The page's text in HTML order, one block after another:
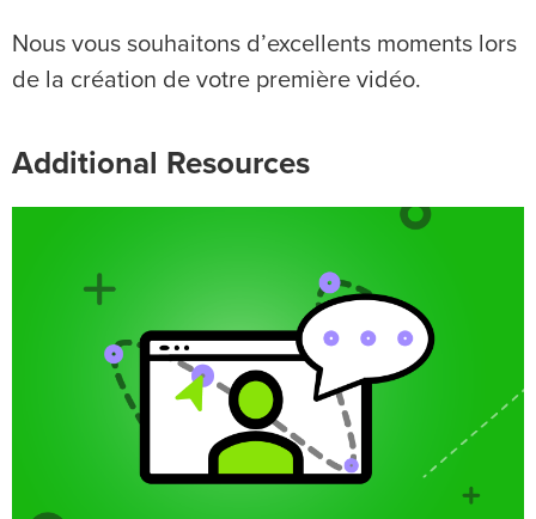
Nous vous souhaitons d’excellents moments lors
de la création de votre première vidéo.
Additional Resources